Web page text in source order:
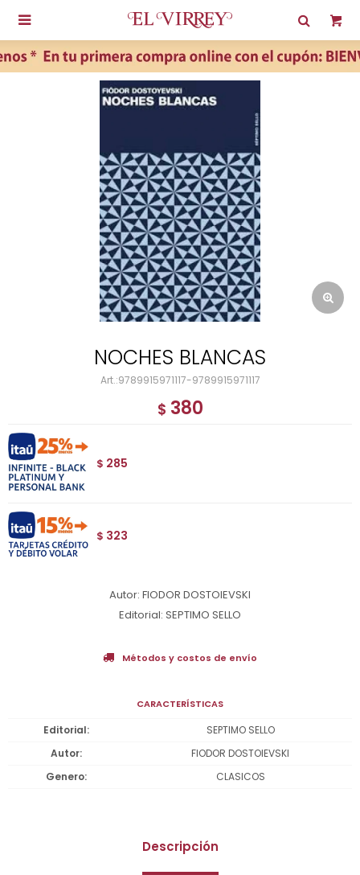

NOCHES BLANCAS
9789915971117-9789915971117
$ 380
$ 285
$ 323
Autor: FIODOR DOSTOIEVSKI
Editorial: SEPTIMO SELLO
Métodos y costos de envío
CARACTERÍSTICAS
Editorial
SEPTIMO SELLO
Autor
FIODOR DOSTOIEVSKI
Genero
CLASICOS
Descripción